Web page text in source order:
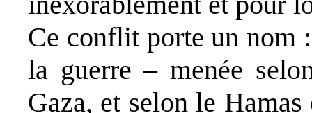
Ce conflit porte un nom
la guerre – menée
Gaza, et selon le